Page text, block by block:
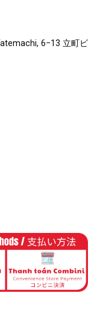
6−13 立町ビ